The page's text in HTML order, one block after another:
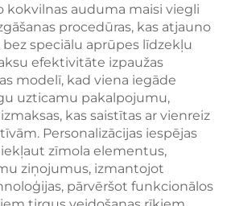
kokvilnas auduma maisi viegli
procedūras, kas atjauno
speciālu aprūpes līdzekļu
efektivitāte izpaužas
modelī, kad viena iegāde
uzticamu pakalpojumu,
kas saistītas ar vienreiz
Personalizācijas iespējas
zīmola elementus,
ziņojumus, izmantojot
pārvēršot funkcionālos